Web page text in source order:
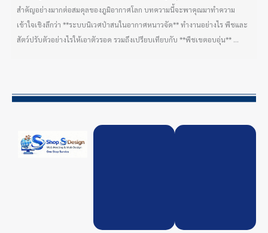
สำคัญอย่างมากต่อสมดุลของภูมิอากาศโลก บทความนี้จะพาคุณมาทำความ
เข้าใจเชิงลึกว่า **ระบบนิเวศป่าสนในอากาศหนาวจัด** ทำงานอย่างไร พืชและ
สัตว์ปรับตัวอย่างไรให้เอาตัวรอด รวมถึงเปรียบเทียบกับ **พืชเขตอบอุ่น** ...